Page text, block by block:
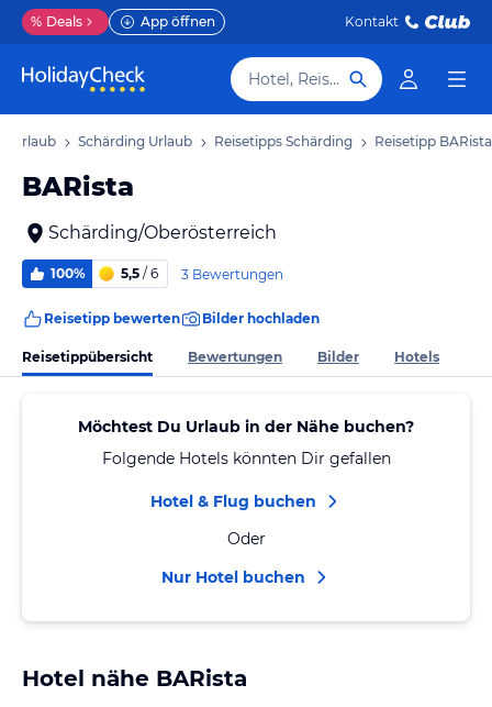
% Deals App öffnen Kontakt
Hotel, Reiseziel
Urlaub Schärding Urlaub Reisetipps Schärding Reisetipp BARista
BARista
Schärding/Oberösterreich
100% 5,5 / 6 3 Bewertungen
Reisetipp bewerten Bilder hochladen
Reisetippübersicht Bewertungen Bilder Hotels
Möchtest Du Urlaub in der Nähe buchen?
Folgende Hotels könnten Dir gefallen
Hotel & Flug buchen
Oder
Nur Hotel buchen
Hotel nähe BARista